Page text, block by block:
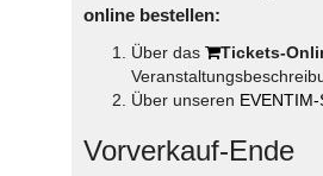
online bestellen:
Über das Tickets-
Über unseren
Vorverkauf-Ende